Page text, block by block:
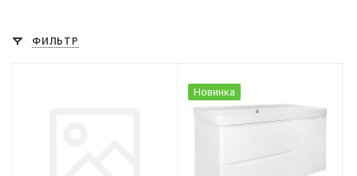
ФИЛЬТР
Новинка